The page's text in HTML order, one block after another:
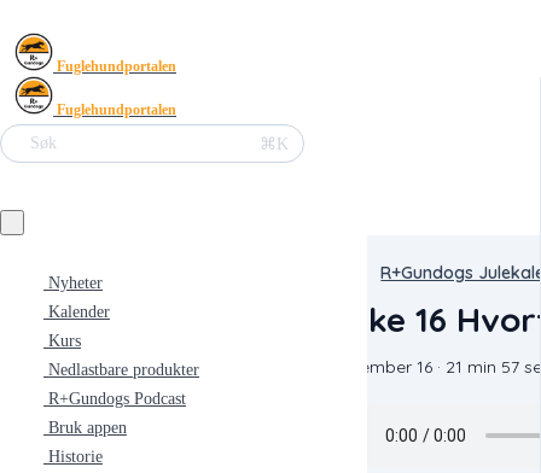
Fuglehundportalen
Fuglehundportalen
Søk ⌘K
Nyheter
Kalender
Kurs
Nedlastbare produkter
R+Gundogs Podcast
Bruk appen
Historie
R+Gundogs
Luke 16
December 16 · 21 min 57